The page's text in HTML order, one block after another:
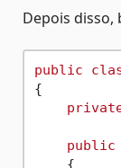
Depois disso,
public
{
public
    {